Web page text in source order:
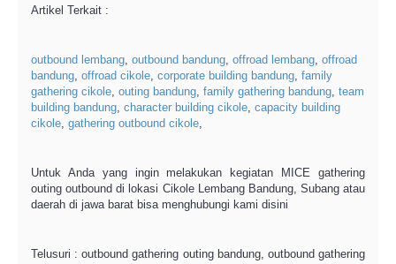
Artikel Terkait :
outbound lembang, outbound bandung, offroad lembang, offroad
bandung, offroad cikole, corporate building bandung, family
gathering cikole, outing bandung, family gathering bandung, team
building bandung, character building cikole, capacity building
cikole, gathering outbound cikole,
Untuk Anda yang ingin melakukan kegiatan MICE gathering
outing outbound di lokasi Cikole Lembang Bandung, Subang atau
daerah di jawa barat bisa menghubungi kami disini
Telusuri : outbound gathering outing bandung, outbound gathering